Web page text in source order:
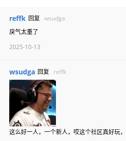
reffk 回复 wsudga
戾气太重了
2025-10-13
wsudga 回复 reffk
这么好一人，一个新人，哎这个社区真好玩